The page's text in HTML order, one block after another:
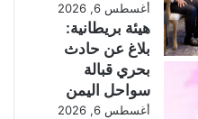
أغسطس 6, 2026
هيئة بريطانية:
بلاغ عن حادث
بحري قبالة
سواحل اليمن
أغسطس 6, 2026